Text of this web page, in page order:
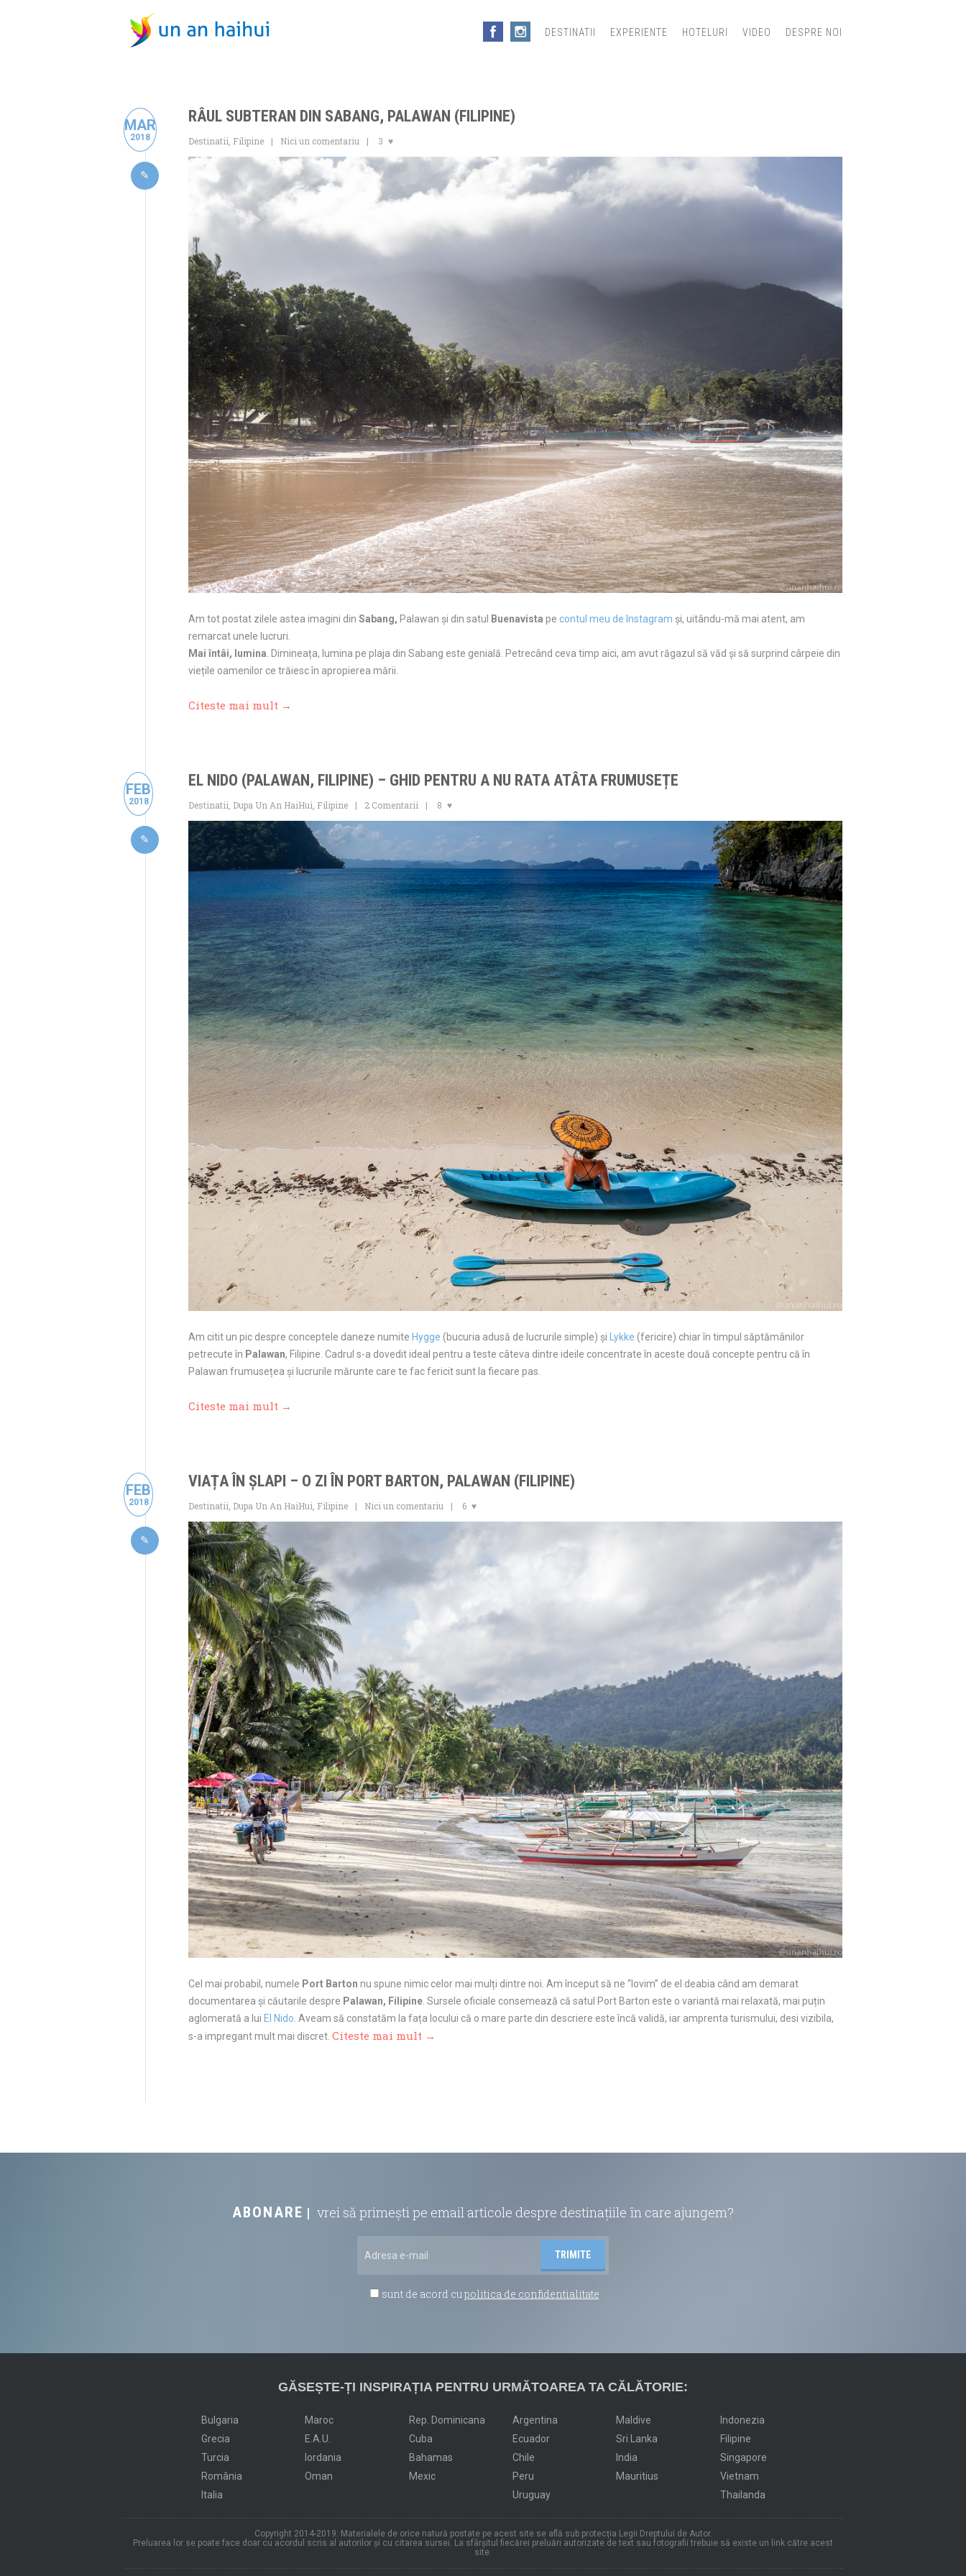
DESTINATII EXPERIENTE HOTELURI VIDEO DESPRE NOI
MAR
2018
RÂUL SUBTERAN DIN SABANG, PALAWAN (FILIPINE)
Destinatii Filipine Nici un comentariu 3
Am tot postat zilele astea imagini din Sabang, Palawan și din satul Buenavista pe contul meu de Instagram și, uitându-mă mai atent, am
remarcat unele lucruri.
Mai întâi, lumina . Dimineața, lumina pe plaja din Sabang este genială. Petrecând ceva timp aici, am avut răgazul să văd și să surprind cârpeie din
viețile oamenilor ce trăiesc în apropierea mării.
Citeste mai mult →
FEB
2018
EL NIDO (PALAWAN, FILIPINE) – GHID PENTRU A NU RATA ATÂTA FRUMUSEȚE
Destinatii Dupa Un An HaiHui Filipine 2 Comentarii 8
Am citit un pic despre conceptele daneze numite Hygge (bucuria adusă de lucrurile simple) și Lykke (fericire) chiar în timpul săptămânilor
petrecute în Palawan, Filipine. Cadrul s-a dovedit ideal pentru a teste câteva dintre ideile concentrate în aceste două concepte pentru că în
Palawan frumusețea și lucrurile mărunte care te fac fericit sunt la fiecare pas.
Citeste mai mult →
FEB
2018
VIAȚA ÎN ȘLAPI – O ZI ÎN PORT BARTON, PALAWAN (FILIPINE)
Destinatii Dupa Un An HaiHui Filipine Nici un comentariu 6
Cel mai probabil, numele Port Barton nu spune nimic celor mai mulți dintre noi. Am început să ne “lovim” de el deabia când am demarat
documentarea și căutarile despre Palawan, Filipine . Sursele oficiale consemează că satul Port Barton este o variantă mai relaxată, mai puțin
aglomerată a lui El Nido . Aveam să constatăm la fața locului că o mare parte din descriere este încă validă, iar amprenta turismului, desi vizibila,
s-a impregant mult mai discret. Citeste mai mult →
ABONARE vrei să primești pe email articole despre destinațiile în care ajungem?
sunt de acord cu politica de confidentialitate
GĂSEȘTE-ȚI INSPIRAȚIA PENTRU URMĂTOAREA TA CĂLĂTORIE:
Bulgaria
Grecia
Turcia
România
Italia
Maroc
E.A.U.
Iordania
Oman
Rep. Dominicana
Cuba
Bahamas
Mexic
Argentina
Ecuador
Chile
Peru
Uruguay
Maldive
Sri Lanka
India
Mauritius
Indonezia
Filipine
Singapore
Vietnam
Thailanda
Copyright 2014-2019: Materialele de orice natură postate pe acest site se află sub protecția Legii Dreptului de Autor.
Preluarea lor se poate face doar cu acordul scris al autorilor și cu citarea sursei. La sfârșitul fiecărei preluări autorizate de text sau fotografii trebuie să existe un link către acest
site.